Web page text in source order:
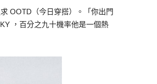
OOTD（今日穿搭）。「你出門
，百分之九十機率他是一個熱